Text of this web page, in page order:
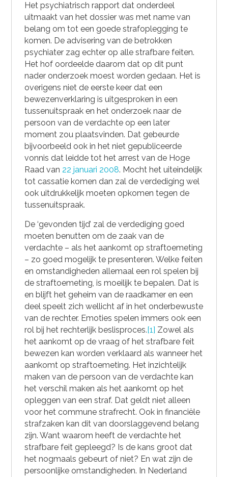
Het psychiatrisch rapport dat onderdeel
uitmaakt van het dossier was met name van
belang om tot een goede strafoplegging te
komen. De advisering van de betrokken
psychiater zag echter op alle strafbare feiten.
Het hof oordeelde daarom dat op dit punt
nader onderzoek moest worden gedaan. Het is
overigens niet de eerste keer dat een
bewezenverklaring is uitgesproken in een
tussenuitspraak en het onderzoek naar de
persoon van de verdachte op een later
moment zou plaatsvinden. Dat gebeurde
bijvoorbeeld ook in het niet gepubliceerde
vonnis dat leidde tot het arrest van de Hoge
Raad van 22 januari 2008. Mocht het uiteindelijk
tot cassatie komen dan zal de verdediging wel
ook uitdrukkelijk moeten opkomen tegen de
tussenuitspraak.
De ‘gevonden tijd’ zal de verdediging goed
moeten benutten om de zaak van de
verdachte – als het aankomt op straftoemeting
– zo goed mogelijk te presenteren. Welke feiten
en omstandigheden allemaal een rol spelen bij
de straftoemeting, is moeilijk te bepalen. Dat is
en blijft het geheim van de raadkamer en een
deel speelt zich wellicht af in het onderbewuste
van de rechter. Emoties spelen immers ook een
rol bij het rechterlijk beslisproces.[1] Zowel als
het aankomt op de vraag of het strafbare feit
bewezen kan worden verklaard als wanneer het
aankomt op straftoemeting. Het inzichtelijk
maken van de persoon van de verdachte kan
het verschil maken als het aankomt op het
opleggen van een straf. Dat geldt niet alleen
voor het commune strafrecht. Ook in financiële
strafzaken kan dit van doorslaggevend belang
zijn. Want waarom heeft de verdachte het
strafbare feit gepleegd? Is de kans groot dat
het nogmaals gebeurt of niet? En wat zijn de
persoonlijke omstandigheden. In Nederland